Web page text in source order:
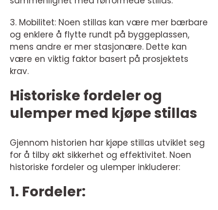
3. Mobilitet: Noen stillas kan være mer bærbare
og enklere å flytte rundt på byggeplassen,
mens andre er mer stasjonære. Dette kan
være en viktig faktor basert på prosjektets
krav.
Historiske fordeler og
ulemper med kjøpe stillas
Gjennom historien har kjøpe stillas utviklet seg
for å tilby økt sikkerhet og effektivitet. Noen
historiske fordeler og ulemper inkluderer:
1. Fordeler: